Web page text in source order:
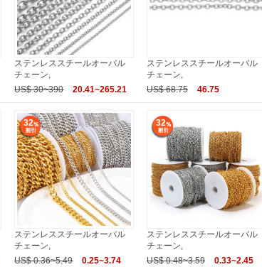
ステンレススチールオーバル
チェーン,
US$ 30~390
20.41~265.21
ステンレススチールオーバル
チェーン,
US$ 68.75
46.75
32
ステンレススチールオーバル
チェーン,
US$ 0.36~5.49
0.25~3.74
32
ステンレススチールオーバル
チェーン,
US$ 0.48~3.59
0.33~2.45